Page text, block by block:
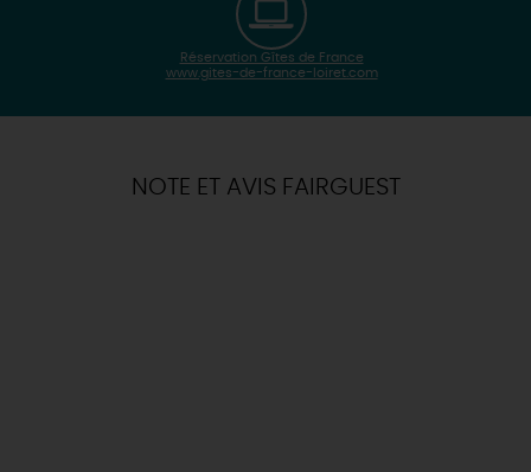
Réservation Gîtes de France
www.gites-de-france-loiret.com
NOTE ET AVIS FAIRGUEST